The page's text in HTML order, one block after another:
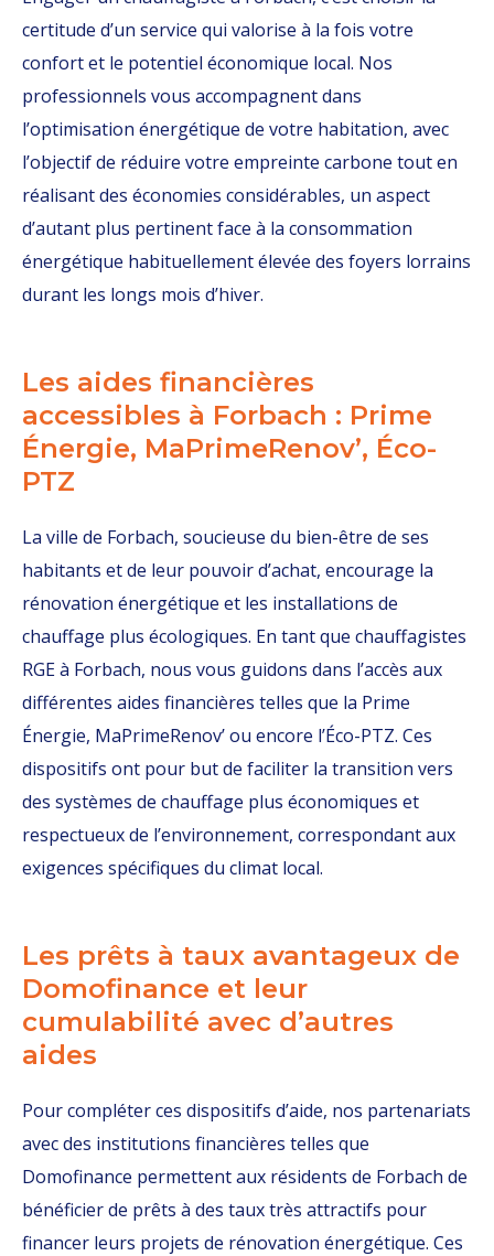
certitude d’un service qui valorise à la fois votre
confort et le potentiel économique local. Nos
professionnels vous accompagnent dans
l’optimisation énergétique de votre habitation, avec
l’objectif de réduire votre empreinte carbone tout en
réalisant des économies considérables, un aspect
d’autant plus pertinent face à la consommation
énergétique habituellement élevée des foyers lorrains
durant les longs mois d’hiver.
Les aides financières
accessibles à Forbach : Prime
Énergie, MaPrimeRenov’, Éco-
PTZ
La ville de Forbach, soucieuse du bien-être de ses
habitants et de leur pouvoir d’achat, encourage la
rénovation énergétique et les installations de
chauffage plus écologiques. En tant que chauffagistes
RGE à Forbach, nous vous guidons dans l’accès aux
différentes aides financières telles que la Prime
Énergie, MaPrimeRenov’ ou encore l’Éco-PTZ. Ces
dispositifs ont pour but de faciliter la transition vers
des systèmes de chauffage plus économiques et
respectueux de l’environnement, correspondant aux
exigences spécifiques du climat local.
Les prêts à taux avantageux de
Domofinance et leur
cumulabilité avec d’autres
aides
Pour compléter ces dispositifs d’aide, nos partenariats
avec des institutions financières telles que
Domofinance permettent aux résidents de Forbach de
bénéficier de prêts à des taux très attractifs pour
financer leurs projets de rénovation énergétique. Ces